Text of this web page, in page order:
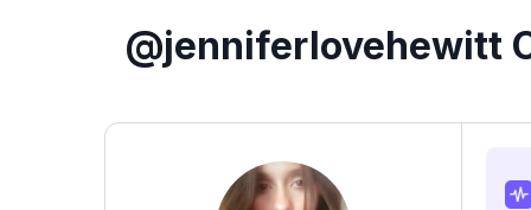
@jenniferlovehewitt